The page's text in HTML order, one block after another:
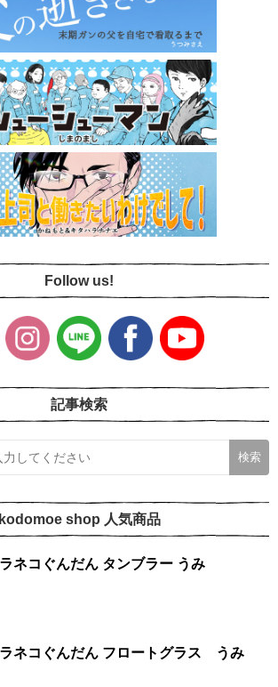
Follow us!
記事検索
kodomoe shop 人気商品
ノラネコぐんだん タンブラー うみ
ノラネコぐんだん フロートグラス うみ